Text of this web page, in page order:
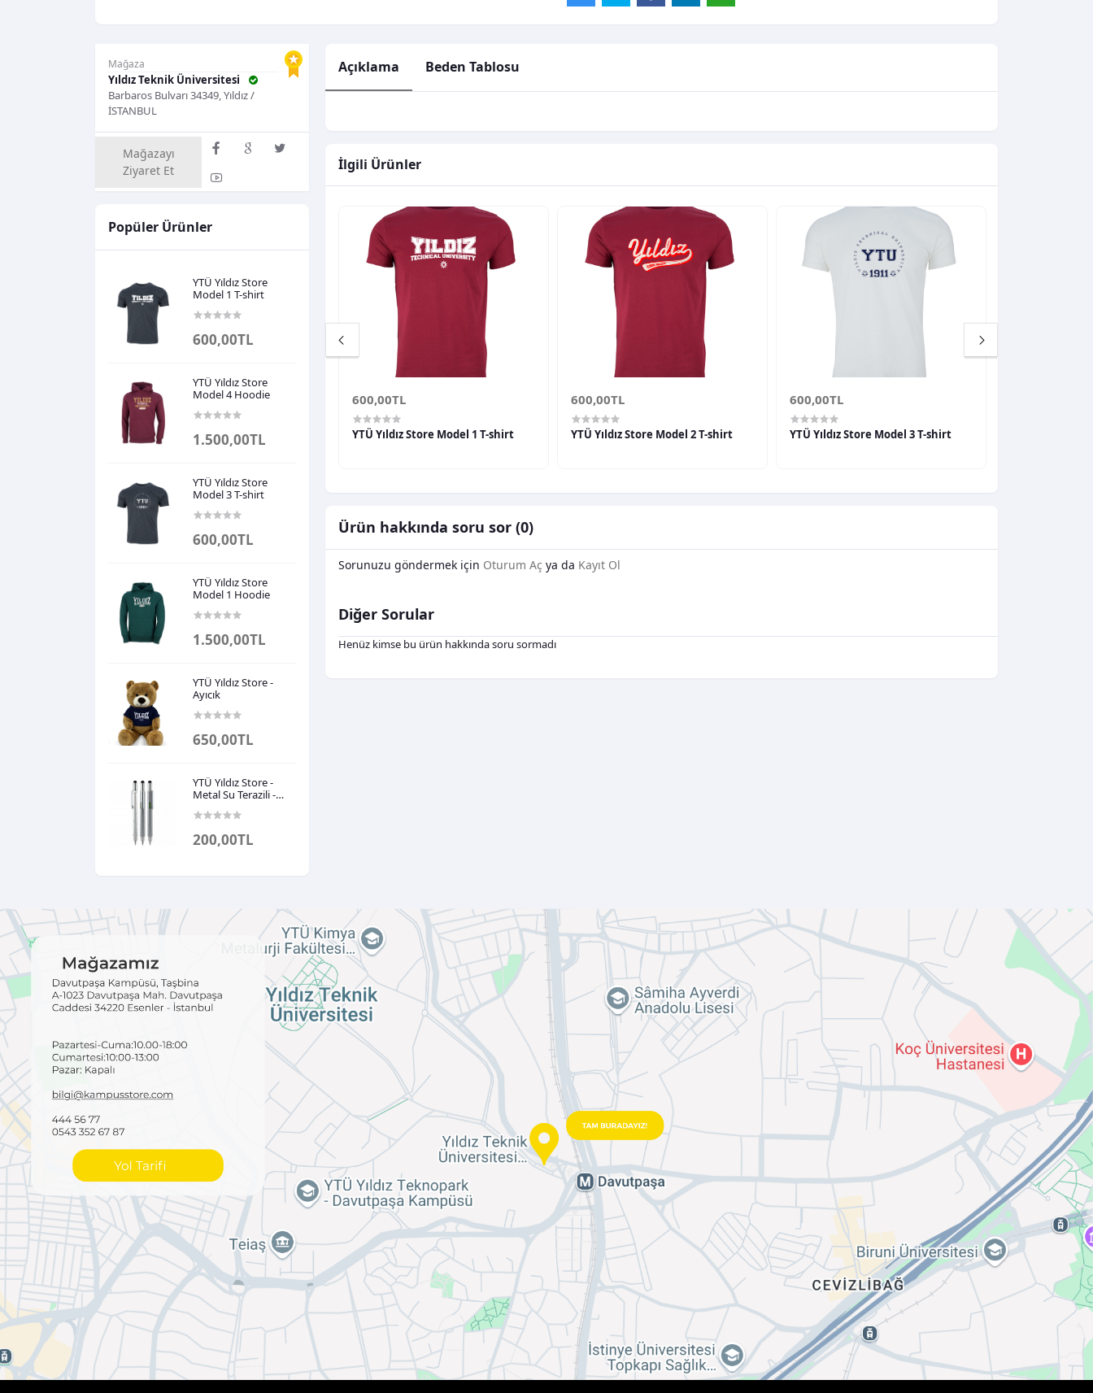
Mağaza
Yıldız Teknik Üniversitesi
Barbaros Bulvarı 34349, Yıldız /
İSTANBUL
Mağazayı
Ziyaret Et
Popüler Ürünler
YTÜ Yıldız Store
Model 1 T-shirt
600,00TL
YTÜ Yıldız Store
Model 4 Hoodie
1.500,00TL
YTÜ Yıldız Store
Model 3 T-shirt
600,00TL
YTÜ Yıldız Store
Model 1 Hoodie
1.500,00TL
YTÜ Yıldız Store -
Ayıcık
650,00TL
YTÜ Yıldız Store -
Metal Su Terazili -
Touchpen Kalem
200,00TL
Açıklama Beden Tablosu
İlgili Ürünler
600,00TL
YTÜ Yıldız Store - Sister T-shirt
600,00TL
YTÜ Yıldız Store Model 1 T-shirt
600,00TL
YTÜ Yıldız Store Model 2 T-shirt
600,00TL
YTÜ Yıldız Store Model 3 T-shirt
Ürün hakkında soru sor (0)
Sorunuzu göndermek için Oturum Aç ya da Kayıt Ol
Diğer Sorular
Henüz kimse bu ürün hakkında soru sormadı